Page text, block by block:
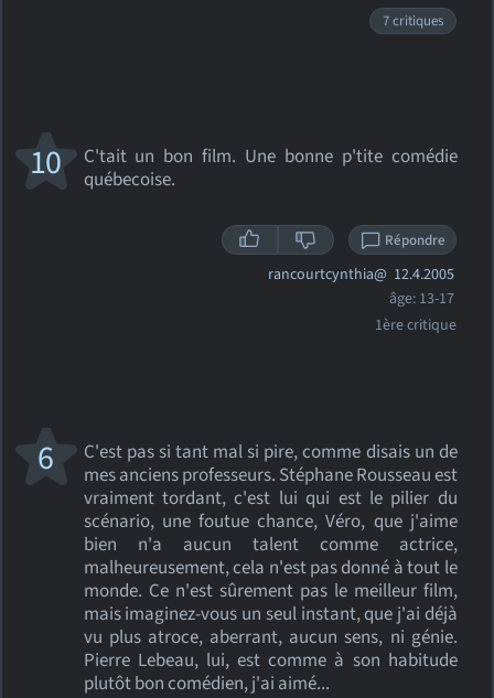
7 critiques
C'tait un bon film. Une bonne p'tite comédie
québecoise.
10
Répondre
rancourtcynthia@ 12.4.2005
âge: 13-17
1ère critique
C'est pas si tant mal si pire, comme disais un de
mes anciens professeurs. Stéphane Rousseau est
vraiment tordant, c'est lui qui est le pilier du
scénario, une foutue chance, Véro, que j'aime
bien n'a aucun talent comme actrice,
malheureusement, cela n'est pas donné à tout le
monde. Ce n'est sûrement pas le meilleur film,
mais imaginez-vous un seul instant, que j'ai déjà
vu plus atroce, aberrant, aucun sens, ni génie.
Pierre Lebeau, lui, est comme à son habitude
plutôt bon comédien, j'ai aimé...
6